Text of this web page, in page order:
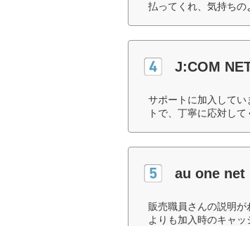
払ってくれ、気持ちの
J:COM
サポートに加入して
トで、丁寧に応対し
au one net
販売職員さんの説明
よりも加入時のキャッ